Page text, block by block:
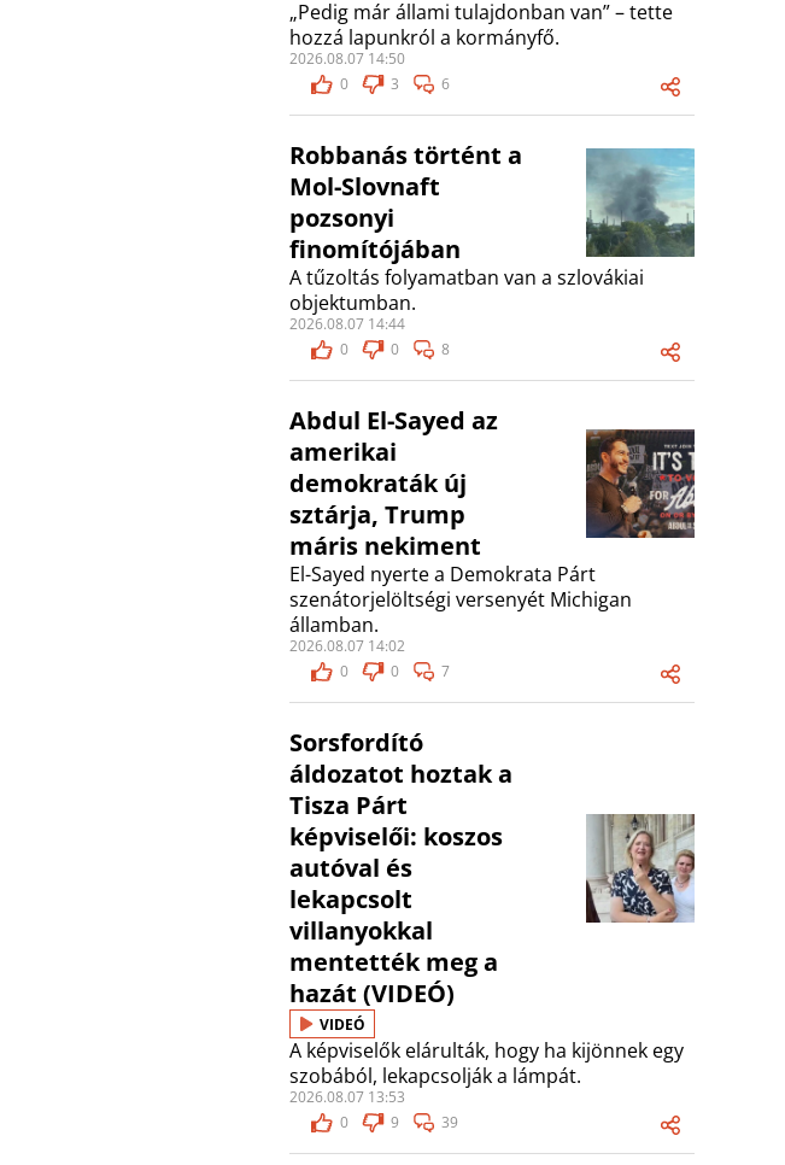
„Pedig már állami tulajdonban van” – tette
hozzá lapunkról a kormányfő.
2026.08.07 14:50
0
3 6
Robbanás történt a
Mol-Slovnaft
pozsonyi
finomítójában
A tűzoltás folyamatban van a szlovákiai
objektumban.
2026.08.07 14:44
0
0 8
Abdul El-Sayed az
amerikai
demokraták új
sztárja, Trump
máris nekiment
El-Sayed nyerte a Demokrata Párt
szenátorjelöltségi versenyét Michigan
államban.
2026.08.07 14:02
0
0 7
Sorsfordító
áldozatot hoztak a
Tisza Párt
képviselői: koszos
autóval és
lekapcsolt
villanyokkal
mentették meg a
hazát (VIDEÓ)
VIDEÓ
A képviselők elárulták, hogy ha kijönnek egy
szobából, lekapcsolják a lámpát.
2026.08.07 13:53
0
9 39